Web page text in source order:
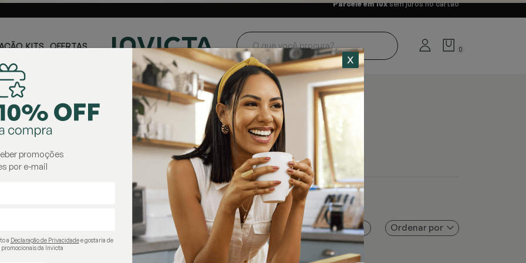
e Centro-
Loja oficialInvicta® no Brasil Parcele em 10xsem juros no cartão
KITS OFERTAS 0
garrafas térmicas
Filtros Ordenar por
promoções
por e-mail
a Declaração de Privacidadee gostaria de
da Invicta